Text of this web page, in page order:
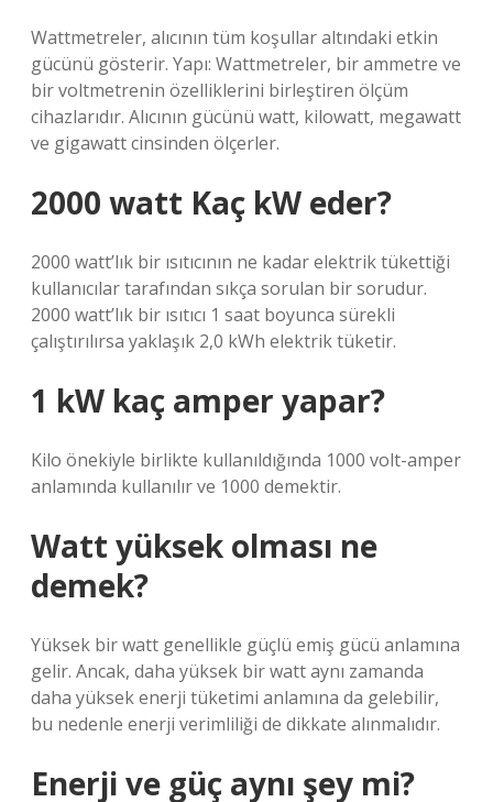
Wattmetreler, alıcının tüm koşullar altındaki etkin
gücünü gösterir. Yapı: Wattmetreler, bir ammetre ve
bir voltmetrenin özelliklerini birleştiren ölçüm
cihazlarıdır. Alıcının gücünü watt, kilowatt, megawatt
ve gigawatt cinsinden ölçerler.
2000 watt Kaç kW eder?
2000 watt’lık bir ısıtıcının ne kadar elektrik tükettiği
kullanıcılar tarafından sıkça sorulan bir sorudur.
2000 watt’lık bir ısıtıcı 1 saat boyunca sürekli
çalıştırılırsa yaklaşık 2,0 kWh elektrik tüketir.
1 kW kaç amper yapar?
Kilo önekiyle birlikte kullanıldığında 1000 volt-amper
anlamında kullanılır ve 1000 demektir.
Watt yüksek olması ne
demek?
Yüksek bir watt genellikle güçlü emiş gücü anlamına
gelir. Ancak, daha yüksek bir watt aynı zamanda
daha yüksek enerji tüketimi anlamına da gelebilir,
bu nedenle enerji verimliliği de dikkate alınmalıdır.
Enerji ve güç aynı şey mi?